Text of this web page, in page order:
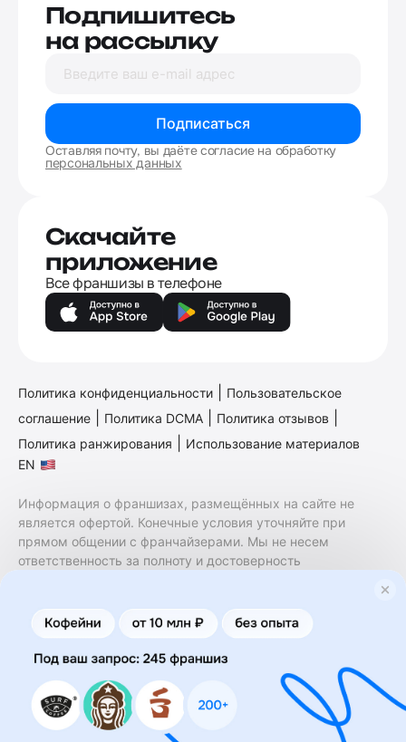
Подпишитесь
на рассылку
Подписаться
Оставляя почту, вы даёте согласие на обработку
персональных данных
Скачайте
приложение
Все франшизы в телефоне
Политика конфиденциальности
Пользовательское
соглашение
Политика DCMA Политика отзывов
Политика ранжирования
Использование материалов
EN
Информация о франшизах, размещённых на сайте не
является офертой. Конечные условия уточняйте при
прямом общении с франчайзерами. Мы не несем
ответственность за полноту и достоверность
финансовые услуги. Заключение договоров
коммерческой концессии (франчайзинга) осуществляется
правообладателями/их представителями. Бизнесменс.ру
не является посредником или представителем
правообладателя и не несет ответственность за условия
предоставления франшизы и действия лиц,
осуществленные на основании информации, имеющейся